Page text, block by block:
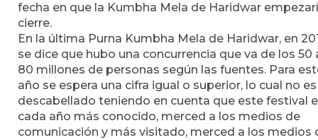
fecha en que la Kumbha Mela de Haridwar
cierre.
En la última Purna Kumbha Mela de Haridwar, en
se dice que hubo una concurrencia que va de los 50
80 millones de personas según las fuentes. Para
año se espera una cifra igual o superior, lo cual no es
descabellado teniendo en cuenta que este festival
cada año más conocido, merced a los medios de
comunicación y más visitado, merced a los medios